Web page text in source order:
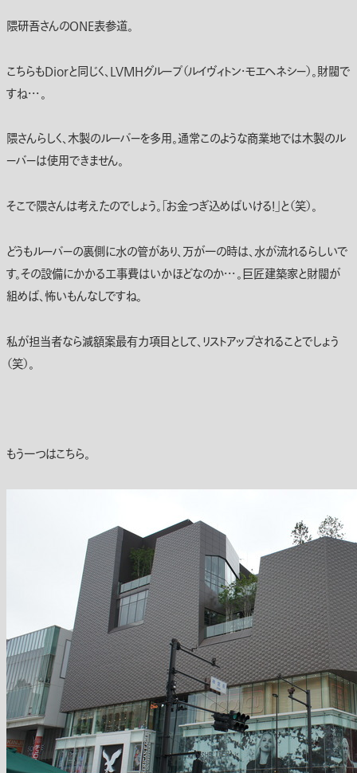
隈研吾さんのONE表参道。
こちらもDiorと同じく、LVMHグループ（ルイヴィトン・モエヘネシー）。財閥で
すね・・・。
隈さんらしく、木製のルーバーを多用。通常このような商業地では木製のル
ーバーは使用できません。
そこで隈さんは考えたのでしょう。「お金つぎ込めばいける！」と（笑）。
どうもルーバーの裏側に水の管があり、万が一の時は、水が流れるらしいで
す。その設備にかかる工事費はいかほどなのか・・・。巨匠建築家と財閥が
組めば、怖いもんなしですね。
私が担当者なら減額案最有力項目として、リストアップされることでしょう
（笑）。
もう一つはこちら。